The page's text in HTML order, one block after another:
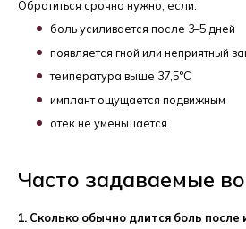
Обратиться срочно нужно, если:
боль усиливается после 3–5 дней
появляется гной или неприятный
температура выше 37,5°C
имплант ощущается подвижным
отёк не уменьшается
Часто задаваемые
1. Сколько обычно длится боль